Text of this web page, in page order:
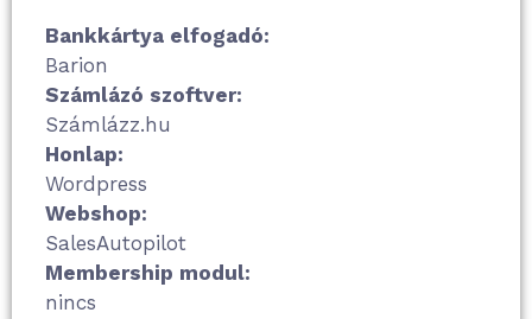
Bankkártya elfogadó:
Barion
Számlázó szoftver:
Számlázz.hu
Honlap:
Wordpress
Webshop:
SalesAutopilot
Membership modul:
nincs